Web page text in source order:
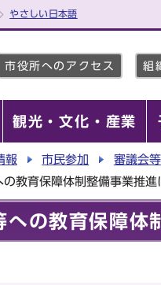
やさしい日本語
市役所へのアクセス 組
観光・文化・産業
報 市民参加
審議会等
教育保障体制整備事業推進
への教育保障体